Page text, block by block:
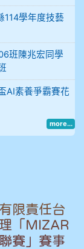
學年度技藝
班陳兆宏同學
AI素養爭霸賽花
more...
限責任台
「MIZAR
賽」賽事